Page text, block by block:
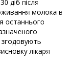
діб після
молока в
останнього
лікаря